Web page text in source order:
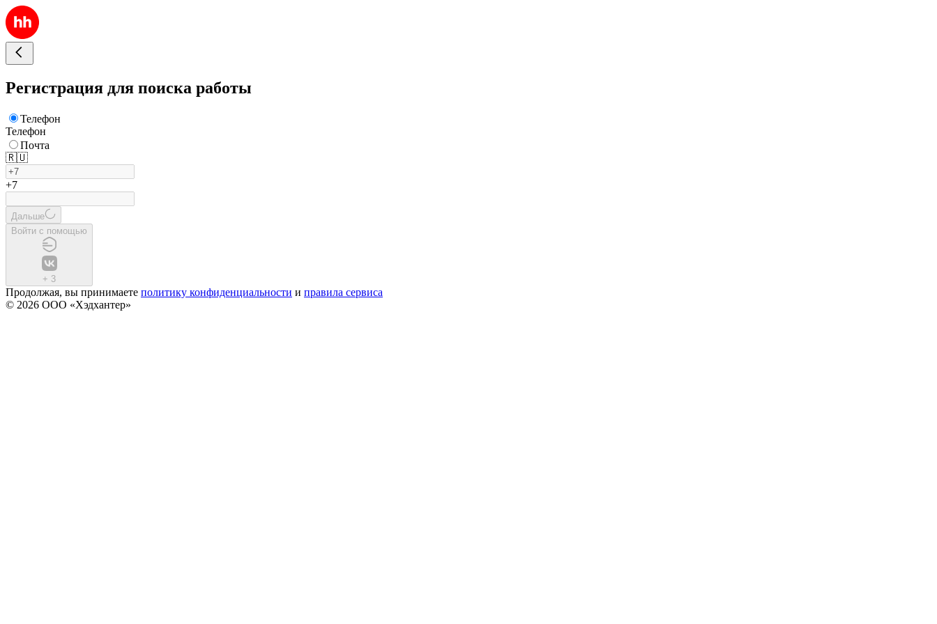
Регистрация для поиска работы
Телефон
Телефон
Почта
🇷🇺
+7
Дальше
Войти с помощью
+ 3
Продолжая, вы принимаете политику конфиденциальности и правила сервиса
© 2026 ООО «Хэдхантер»